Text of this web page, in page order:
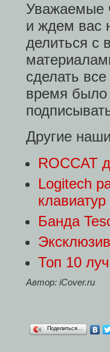
Уважаемые
и ждем вас
делиться с
сделать
время было
Другие
ROCCAT
Logitech
Банда
Топ 10
Автор: iCover.ru
Поделиться…